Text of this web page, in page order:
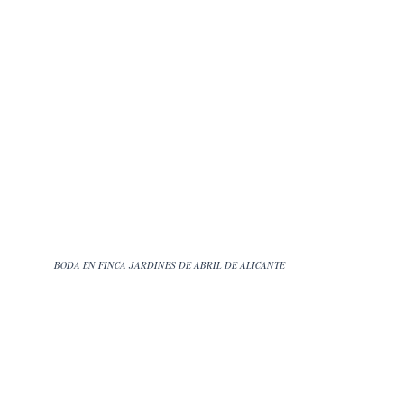
BODA EN FINCA JARDINES DE ABRIL DE ALICANTE